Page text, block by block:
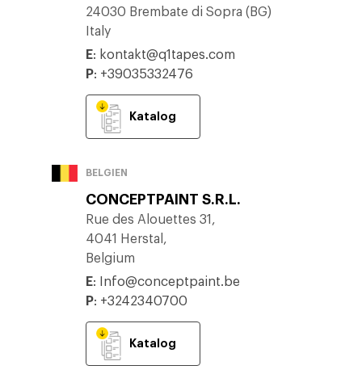
24030 Brembate di Sopra (BG)
Italy
E: kontakt@q1tapes.com
P: +39035332476
Katalog
BELGIEN
CONCEPTPAINT S.R.L.
Rue des Alouettes 31,
4041 Herstal,
Belgium
E:
Info@conceptpaint.be
P: +3242340700
Katalog